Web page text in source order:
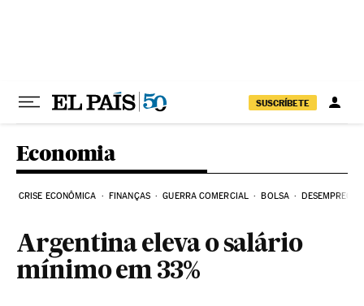
SUSCRÍBETE
Economia
CRISE ECONÔMICA FINANÇAS GUERRA COMERCIAL BOLSA DESEMPREGO
Argentina eleva o salário
mínimo em 33%